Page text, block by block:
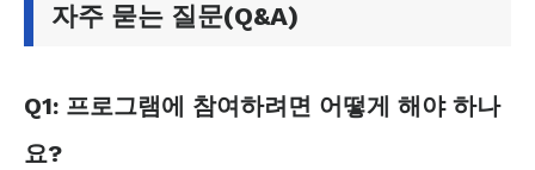
자주 묻는 질문(Q&A)
Q1: 프로그램에 참여하려면 어떻게 해야 하나
요?